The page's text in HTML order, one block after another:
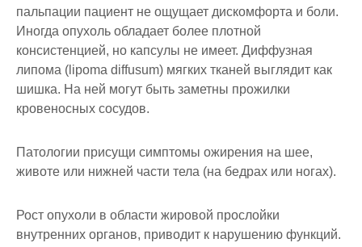
пальпации пациент не ощущает дискомфорта и боли.
Иногда опухоль обладает более плотной
консистенцией, но капсулы не имеет. Диффузная
липома (lipoma diffusum) мягких тканей выглядит как
шишка. На ней могут быть заметны прожилки
кровеносных сосудов.
Патологии присущи симптомы ожирения на шее,
животе или нижней части тела (на бедрах или ногах).
Рост опухоли в области жировой прослойки
внутренних органов, приводит к нарушению функций.